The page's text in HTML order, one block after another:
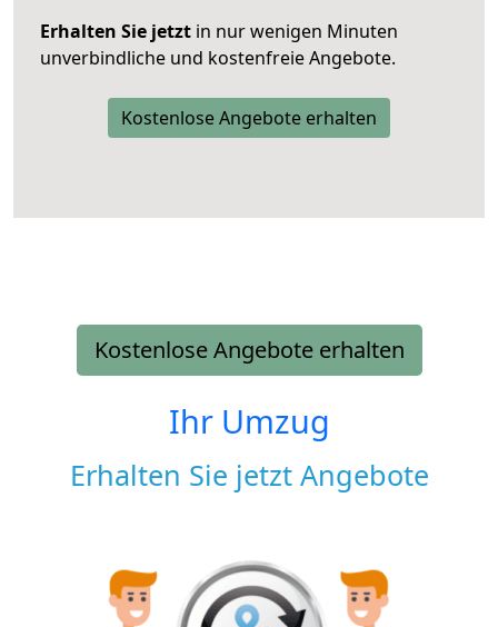
Erhalten Sie jetzt in nur wenigen Minuten
unverbindliche und kostenfreie Angebote.
Kostenlose Angebote erhalten
Kostenlose Angebote erhalten
Ihr Umzug
Erhalten Sie jetzt Angebote